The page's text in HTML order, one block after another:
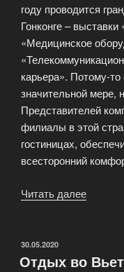
году проводится
Гонконге –
«Медицинское
карьера». Потому-
значительной мере,
Представителей
филиалы в этой
гостиницах,
всесторонний
Читать далее
ОПУБЛИКОВАНО
30.05.2020
Отдых во